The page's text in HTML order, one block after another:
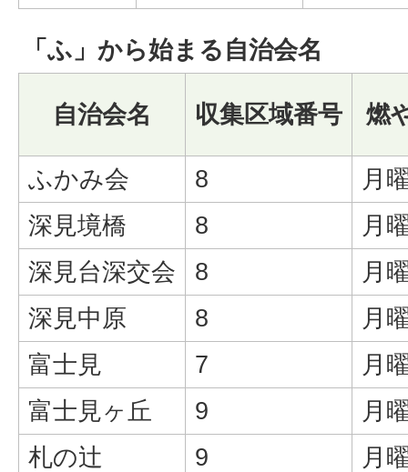
「ふ」から始まる自治会名
自治会名 収集区域番号 燃
ふかみ会 8
月
深見境橋
8
月
深見台深交会
8
月
深見中原
8
月
富士見
7
月
富士見ヶ丘
9
月
札の辻
9
月